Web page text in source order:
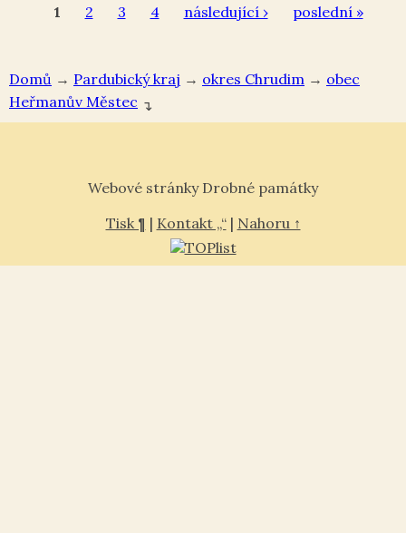
Domů → Pardubický kraj → okres Chrudim →
Heřmanův Městec ↴
1 2 3 4 následující › poslední »
Webové stránky Drobné památky
Tisk ¶ | Kontakt „“| Nahoru ↑